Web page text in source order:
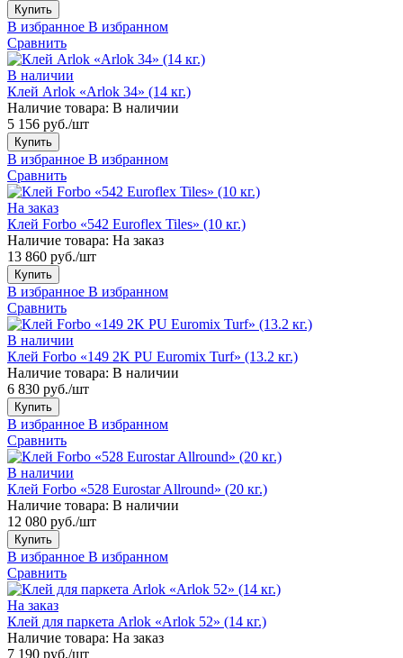
Купить
В избранное В избранном
Сравнить
В наличии
Клей Arlok «Arlok 34» (14 кг.)
Наличие товара: В наличии
5 156 руб./шт
Купить
В избранное В избранном
Сравнить
На заказ
Клей Forbo «542 Euroflex Tiles» (10 кг.)
Наличие товара: На заказ
13 860 руб./шт
Купить
В избранное В избранном
Сравнить
В наличии
Клей Forbo «149 2K PU Euromix Turf» (13.2 кг.)
Наличие товара: В наличии
6 830 руб./шт
Купить
В избранное В избранном
Сравнить
В наличии
Клей Forbo «528 Eurostar Allround» (20 кг.)
Наличие товара: В наличии
12 080 руб./шт
Купить
В избранное В избранном
Сравнить
На заказ
Клей для паркета Arlok «Arlok 52» (14 кг.)
Наличие товара: На заказ
7 190 руб./шт